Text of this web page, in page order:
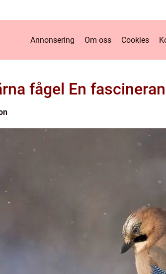
Annonsering Om oss Cookies
fågel En